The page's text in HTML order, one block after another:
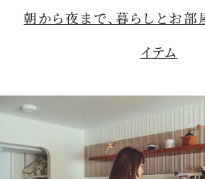
朝から夜まで、暮らしとお部
イテム